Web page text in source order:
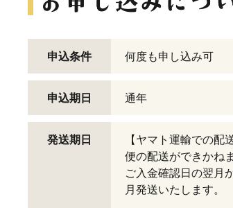
申込条件 何度も申し込み可
申込期日 通年
発送期日
【ヤマト運輸での配
便の配送ができかね
ご入金確認日の翌月
月発送いたします。